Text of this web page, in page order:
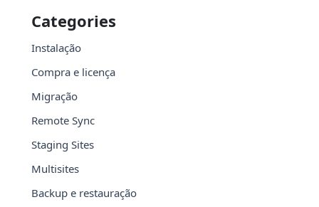
Categories
Instalação
Compra e licença
Migração
Remote Sync
Staging Sites
Multisites
Backup e restauração